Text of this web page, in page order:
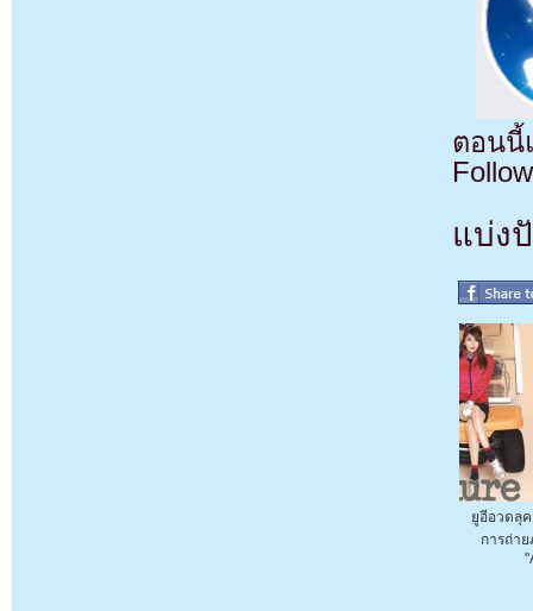
ตอนนี้
แบ่ง
ยูอีอวดลุ
การถ่า